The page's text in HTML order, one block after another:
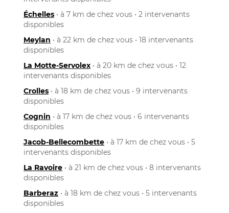
Échelles • à 7 km de chez vous • 2 intervenants
disponibles
Meylan • à 22 km de chez vous • 18 intervenants
disponibles
La Motte-Servolex • à 20 km de chez vous • 12
intervenants disponibles
Crolles • à 18 km de chez vous • 9 intervenants
disponibles
Cognin • à 17 km de chez vous • 6 intervenants
disponibles
Jacob-Bellecombette • à 17 km de chez vous • 5
intervenants disponibles
La Ravoire • à 21 km de chez vous • 8 intervenants
disponibles
Barberaz • à 18 km de chez vous • 5 intervenants
disponibles